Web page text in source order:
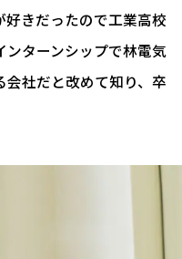
きだったので工業高校
ターンシップで林電気
社だと改めて知り、卒